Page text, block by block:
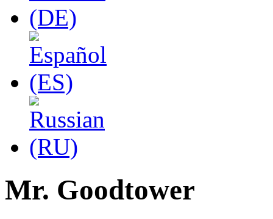
Mr. Goodtower